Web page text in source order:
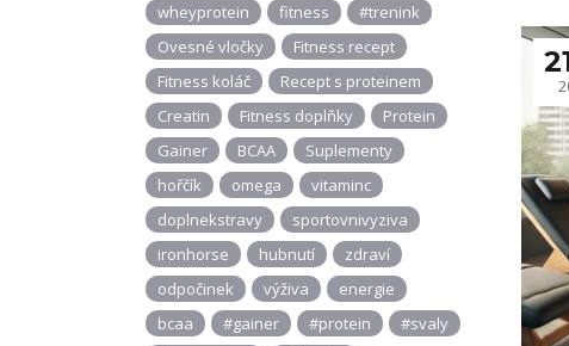
wheyprotein
fitness
#trenink
Ovesné vločky
Fitness recept
Fitness koláč
Recept s proteinem
Creatin
Fitness doplňky
Protein
Gainer
BCAA
Suplementy
hořčík
omega
vitaminc
doplnekstravy
sportovnivyziva
ironhorse
hubnutí
zdraví
odpočinek
výživa
energie
bcaa
#gainer #protein
#svaly